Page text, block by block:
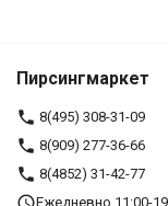
Пирсингмаркет
8(495) 308-31-09
8(909) 277-36-66
8(4852) 31-42-77
Ежедневно 11:00-